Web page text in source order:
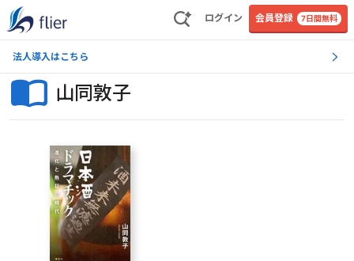
ログイン 会員登録 7日間無料
法人導入はこちら
山同敦子